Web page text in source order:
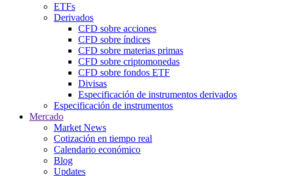
ETFs
Derivados
CFD sobre acciones
CFD sobre índices
CFD sobre materias primas
CFD sobre criptomonedas
CFD sobre fondos ETF
Divisas
Especificación de instrumentos derivados
Especificación de instrumentos
Mercado
Market News
Cotización en tiempo real
Calendario económico
Blog
Updates